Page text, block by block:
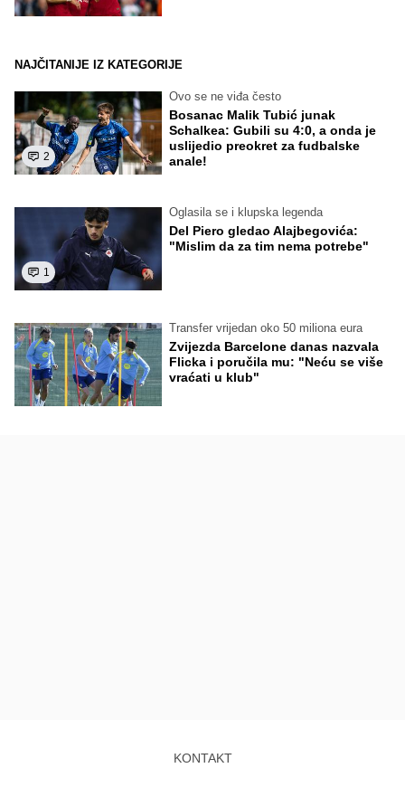
NAJČITANIJE IZ KATEGORIJE
2
Ovo se ne viđa često
Bosanac Malik Tubić junak
Schalkea: Gubili su 4:0, a onda je
uslijedio preokret za fudbalske
anale!
1
Oglasila se i klupska legenda
Del Piero gledao Alajbegovića:
"Mislim da za tim nema potrebe"
Transfer vrijedan oko 50 miliona eura
Zvijezda Barcelone danas nazvala
Flicka i poručila mu: "Neću se više
vraćati u klub"
KONTAKT